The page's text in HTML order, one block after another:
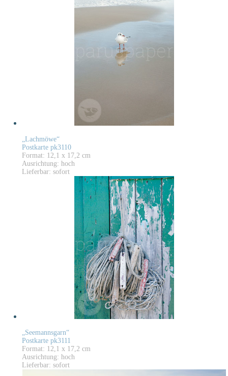
„Lachmöwe“
Postkarte pk3110
Format: 12,1 x 17,2 cm
Ausrichtung: hoch
Lieferbar: sofort
„Seemannsgarn“
Postkarte pk3111
Format: 12,1 x 17,2 cm
Ausrichtung: hoch
Lieferbar: sofort